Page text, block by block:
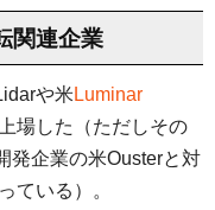
関連企業
や米Luminar
場した（ただしその
発企業の米Ousterと対
ている）。